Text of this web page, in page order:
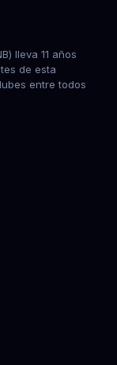
lleva 11 años
de esta
entre todos